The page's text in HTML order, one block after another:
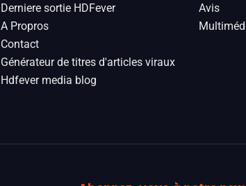
Derniere sortie HDFever
A Propros
Contact
Générateur de titres d'articles viraux
Hdfever media blog
Avis